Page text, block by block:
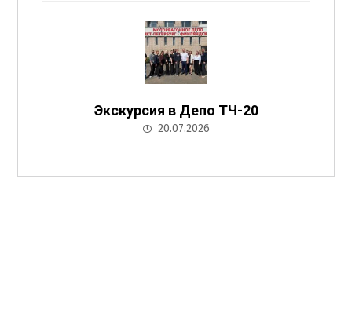
Экскурсия в Депо ТЧ-20
20.07.2026